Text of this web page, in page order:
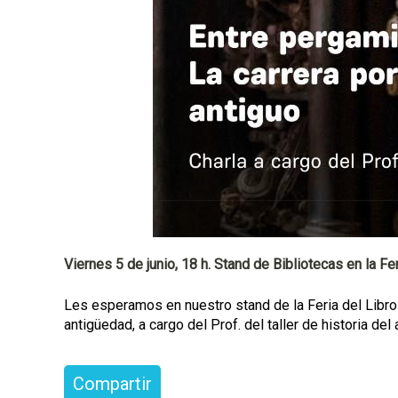
Viernes 5 de junio, 18 h. Stand de Bibliotecas en la
Les esperamos en nuestro stand de la Feria del
antigüedad, a cargo del Prof. del taller de historia
Compartir